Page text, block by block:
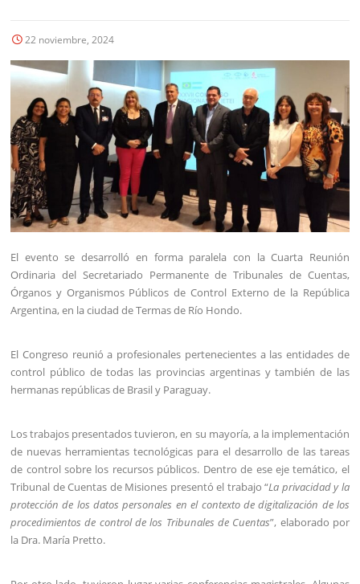
22 noviembre, 2024
El evento se desarrolló en forma paralela con la Cuarta Reunión
Ordinaria del Secretariado Permanente de Tribunales de Cuentas,
Órganos y Organismos Públicos de Control Externo de la República
Argentina, en la ciudad de Termas de Río Hondo.
El Congreso reunió a profesionales pertenecientes a las entidades de
control público de todas las provincias argentinas y también de las
hermanas repúblicas de Brasil y Paraguay.
Los trabajos presentados tuvieron, en su mayoría, a la implementación
de nuevas herramientas tecnológicas para el desarrollo de las tareas
de control sobre los recursos públicos. Dentro de ese eje temático, el
Tribunal de Cuentas de Misiones presentó el trabajo “La privacidad y la
protección de los datos personales en el contexto de digitalización de los
procedimientos de control de los Tribunales de Cuentas”, elaborado por
la Dra. María Pretto.